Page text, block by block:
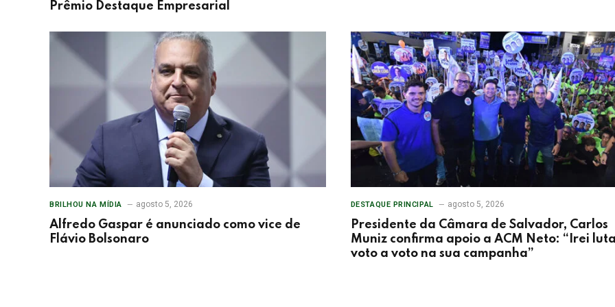
Prêmio Destaque Empresarial
BRILHOU NA MÍDIA agosto 5, 2026
Alfredo Gaspar é anunciado como vice de
Flávio Bolsonaro
DESTAQUE PRINCIPAL agosto 5, 2026
Presidente da Câmara de Salvador, Carlos
Muniz confirma apoio a ACM Neto: “Irei
voto a voto na sua campanha”